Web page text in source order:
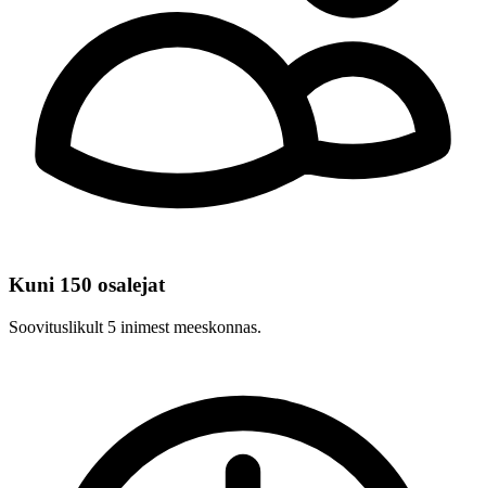
Kuni 150 osalejat
Soovituslikult 5 inimest meeskonnas.